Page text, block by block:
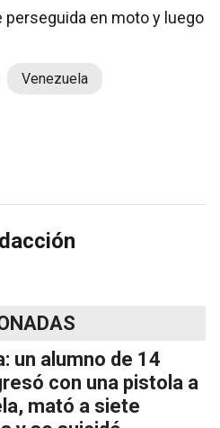
perseguida en moto y luego
Venezuela
un alumno de 14
con una pistola a
mató a siete